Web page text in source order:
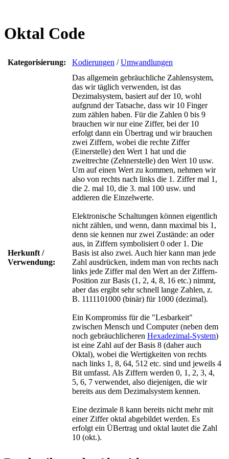
Oktal Code
Kategorisierung: Kodierungen /Umwandlungen
Herkunft /
Verwendung:
Das allgemein gebräuchliche Zahlensystem,
das wir täglich verwenden, ist das
Dezimalsystem, basiert auf der 10, wohl
aufgrund der Tatsache, dass wir 10 Finger
zum zählen haben. Für die Zahlen 0 bis 9
brauchen wir nur eine Ziffer, bei der 10
erfolgt dann ein Übertrag und wir brauchen
zwei Ziffern, wobei die rechte Ziffer
(Einerstelle) den Wert 1 hat und die
zweitrechte (Zehnerstelle) den Wert 10 usw.
Um auf einen Wert zu kommen, nehmen wir
also von rechts nach links die 1. Ziffer mal 1,
die 2. mal 10, die 3. mal 100 usw. und
addieren die Einzelwerte.
Elektronische Schaltungen können eigentlich
nicht zählen, und wenn, dann maximal bis 1,
denn sie kennen nur zwei Zustände: an oder
aus, in Ziffern symbolisiert 0 oder 1. Die
Basis ist also zwei. Auch hier kann man jede
Zahl ausdrücken, indem man von rechts nach
links jede Ziffer mal den Wert an der Ziffern-
Position zur Basis (1, 2, 4, 8, 16 etc.) nimmt,
aber das ergibt sehr schnell lange Zahlen, z.
B. 1111101000 (binär) für 1000 (dezimal).
Ein Kompromiss für die "Lesbarkeit"
zwischen Mensch und Computer (neben dem
noch gebräuchlicheren Hexadezimal-System)
ist eine Zahl auf der Basis 8 (daher auch
Oktal), wobei die Wertigkeiten von rechts
nach links 1, 8, 64, 512 etc. sind und jeweils 4
Bit umfasst. Als Ziffern werden 0, 1, 2, 3, 4,
5, 6, 7 verwendet, also diejenigen, die wir
bereits aus dem Dezimalsystem kennen.
Eine dezimale 8 kann bereits nicht mehr mit
einer Ziffer oktal abgebildet werden. Es
erfolgt ein ÜBertrag und oktal lautet die Zahl
10 (okt.).